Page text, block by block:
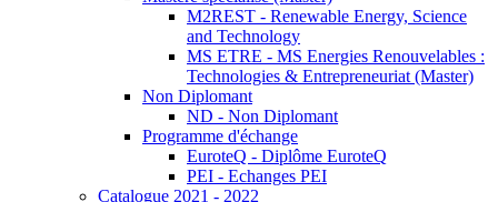
M2REST - Renewable Energy, Science
and Technology
MS ETRE - MS Energies Renouvelables :
Technologies & Entrepreneuriat (Master)
Non Diplomant
ND - Non Diplomant
Programme d'échange
EuroteQ - Diplôme EuroteQ
PEI - Echanges PEI
Catalogue 2021 - 2022